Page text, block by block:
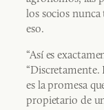
los socios
eso.
“Así es
“Discretamente.
es la promesa
propietario de